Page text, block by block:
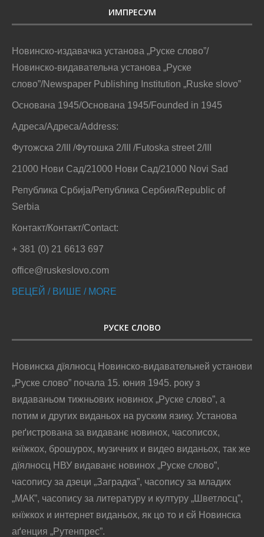
ИМПРЕСУМ
Новинско-издавачка установа „Руске слово”/
Новинско-видавательна установа „Руске
слово”/Newspaper Publishing Institution „Ruske slovo”
Основана 1945/Основана 1945/Founded in 1945
Адреса/Адреса/Address:
Футожска 2/III /Футошка 2/III /Futoska street 2/III
21000 Нови Сад/21000 Нови Сад/21000 Novi Sad
Република Србија/Република Сербия/Republic of
Serbia
Контакт/Контакт/Contact:
+ 381 (0) 21 6613 697
office@ruskeslovo.com
ВЕЦЕЙ / ВИШЕ / MORE
РУСКЕ СЛОВО
Новинска дїялносц Новинско-видавательней установи
„Руске слово” почала 15. юния 1945. року з
видаваньом тижньових новинох „Руске слово”, а
потим и других виданьох на руским язику. Установа
реґистрована за видаванє новинох, часописох,
кнїжкох, брошурох, музичних и видео виданьох, так же
дїялносц НВУ видаванє новинох „Руске слово”,
часопису за дзеци „Заградка”, часопису за младих
„МАК”, часопису за литературу и културу „Шветлосц”,
кнїжкох и интернет виданьох, як цо то и єй Новинска
аґенция „Рутенпрес”.